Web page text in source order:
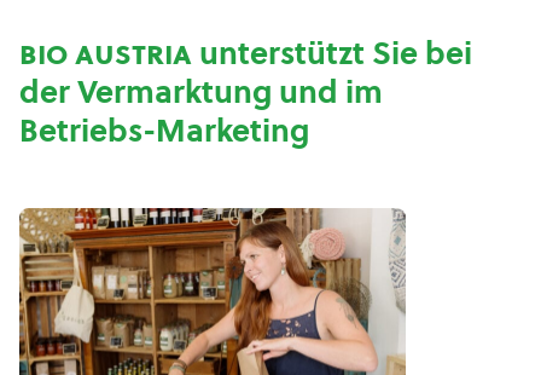
bio austriaunterstützt Sie bei
der Vermarktung und im
Betriebs-Marketing